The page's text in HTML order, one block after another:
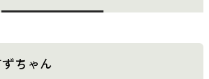
ちゃん